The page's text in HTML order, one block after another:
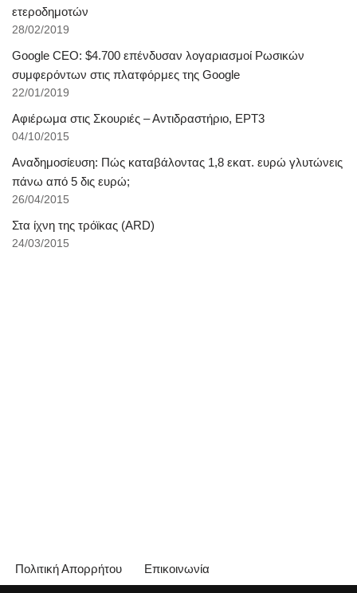
ετεροδημοτών
28/02/2019
Google CEO: $4.700 επένδυσαν λογαριασμοί Ρωσικών
συμφερόντων στις πλατφόρμες της Google
22/01/2019
Αφιέρωμα στις Σκουριές – Αντιδραστήριο, ΕΡΤ3
04/10/2015
Αναδημοσίευση: Πώς καταβάλοντας 1,8 εκατ. ευρώ γλυτώνεις
πάνω από 5 δις ευρώ;
26/04/2015
Στα ίχνη της τρόϊκας (ARD)
24/03/2015
Πολιτική Απορρήτου Επικοινωνία